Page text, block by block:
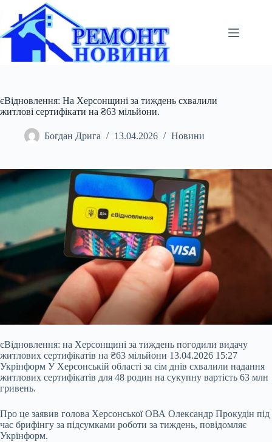
вмісту
єВідновлення: На Херсонщині за тиждень схвалили
житлові сертифікати на ₴63 мільйони.
Богдан Дрига 13.04.2026 Новини
єВідновлення: на Херсонщині за тиждень погодили видачу
житлових сертифікатів на ₴63 мільйони 13.04.2026 15:27
Укрінформ У Херсонській області за сім днів схвалили надання
житлових сертифікатів для 48 родин на сукупну вартість 63 млн
гривень.
Про це заявив голова Херсонської ОВА Олександр Прокудін під
час брифінгу за підсумками роботи за тиждень, повідомляє
Укрінформ.